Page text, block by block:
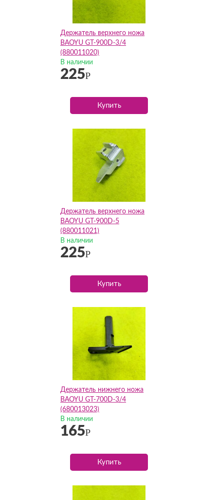
Держатель верхнего ножа
BAOYU GT-900D-3/4
(880011020)
В наличии
225Р
Купить
Держатель верхнего ножа
BAOYU GT-900D-5
(880011021)
В наличии
225Р
Купить
Держатель нижнего ножа
BAOYU GT-700D-3/4
(680013023)
В наличии
165Р
Купить